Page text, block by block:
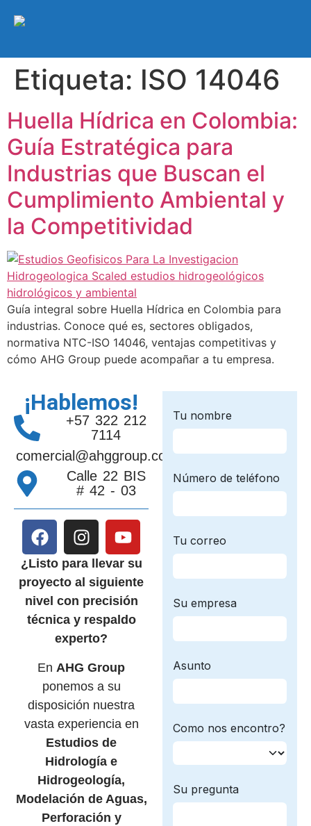
Etiqueta: ISO 14046
Huella Hídrica en Colombia:
Guía Estratégica para
Industrias que Buscan el
Cumplimiento Ambiental y
la Competitividad
Guía integral sobre Huella Hídrica en Colombia para
industrias. Conoce qué es, sectores obligados,
normativa NTC-ISO 14046, ventajas competitivas y
cómo AHG Group puede acompañar a tu empresa.
¡Hablemos!
+57 322 212
7114
comercial@ahggroup.com.co
Calle 22 BIS
# 42 - 03
¿Listo para llevar su
proyecto al siguiente
nivel con precisión
técnica y respaldo
experto?
En AHG Group
ponemos a su
disposición nuestra
vasta experiencia en
Estudios de
Hidrología e
Hidrogeología,
Modelación de Aguas,
Perforación y